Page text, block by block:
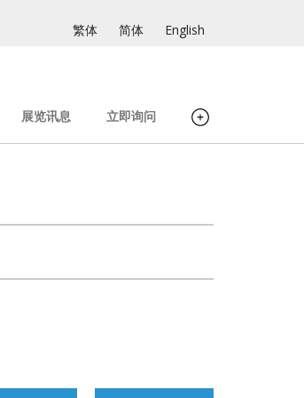
繁体 简体 English
展览讯息 立即询问